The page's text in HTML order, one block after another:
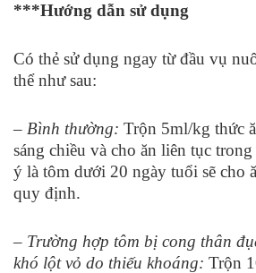
***Hướng dẫn sử dụng
Có thẻ sử dụng ngay từ đầu vụ
thể như sau:
– Bình thường: Trộn 5ml/kg thức
sáng chiều và cho ăn liên tục
ý là tôm dưới 20 ngày tuổi sẽ cho
quy định.
– Trường hợp tôm bị cong thân
khó lột vỏ do thiếu khoáng: Trộn